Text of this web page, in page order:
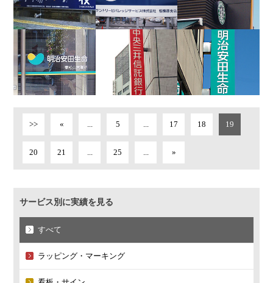
>> « 5 17 18 19
20 21 25 »
サービス別に実績を見る
すべて
ラッピング・マーキング